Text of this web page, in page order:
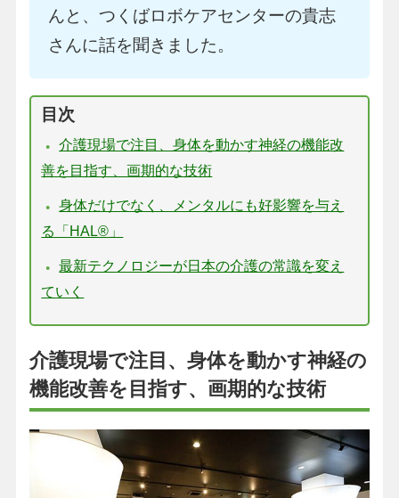
んと、つくばロボケアセンターの貴志
さんに話を聞きました。
目次
介護現場で注目、身体を動かす神経の機能改
善を目指す、画期的な技術
身体だけでなく、メンタルにも好影響を与え
る「HAL®︎」
最新テクノロジーが日本の介護の常識を変え
ていく
介護現場で注目、身体を動かす神経の
機能改善を目指す、画期的な技術